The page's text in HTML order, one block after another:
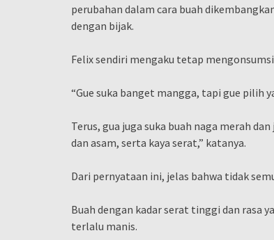
perubahan dalam cara buah
dengan bijak.
Felix sendiri mengaku tetap
“Gue suka banget mangga, tapi gue pilih
Terus, gua juga suka buah naga merah
dan asam, serta kaya serat,” katanya.
Dari pernyataan ini, jelas bahwa tidak
Buah dengan kadar serat tinggi dan rasa
terlalu manis.